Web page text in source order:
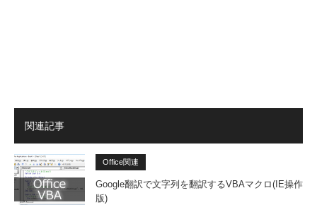
関連記事
Office関連
Google翻訳で文字列を翻訳するVBAマクロ(IE操作
版)